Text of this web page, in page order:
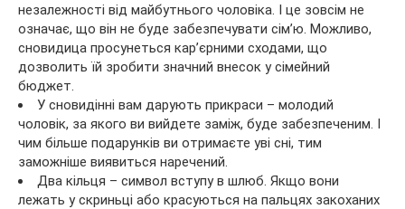
незалежності від майбутнього чоловіка. І це зовсім не
означає, що він не буде забезпечувати сім’ю. Можливо,
сновидица просунеться кар’єрними сходами, що
дозволить їй зробити значний внесок у сімейний
бюджет.
У сновидінні вам дарують прикраси – молодий
чоловік, за якого ви вийдете заміж, буде забезпеченим. І
чим більше подарунків ви отримаєте уві сні, тим
заможніше виявиться наречений.
Два кільця – символ вступу в шлюб. Якщо вони
лежать у скриньці або красуються на пальцях закоханих